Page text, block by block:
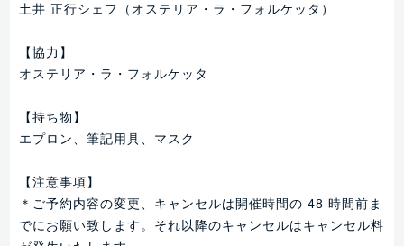
土井 正行シェフ（オステリア・ラ・フォルケッタ）
【協力】
オステリア・ラ・フォルケッタ
【持ち物】
エプロン、筆記用具、マスク
【注意事項】
＊ご予約内容の変更、キャンセルは開催時間の 48 時間前ま
でにお願い致します。それ以降のキャンセルはキャンセル料